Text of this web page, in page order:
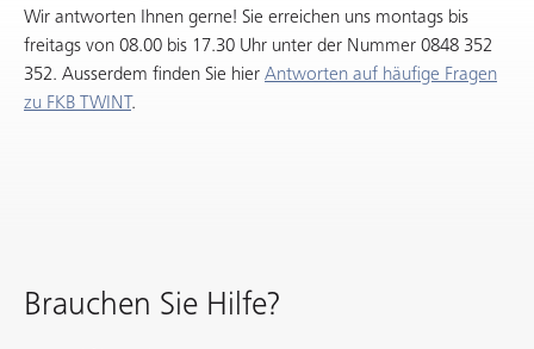
Wir antworten Ihnen gerne! Sie erreichen uns montags bis
freitags von 08.00 bis 17.30 Uhr unter der Nummer 0848 352
352. Ausserdem finden Sie hier Antworten auf häufige Fragen
zu FKB TWINT .
Brauchen Sie Hilfe?